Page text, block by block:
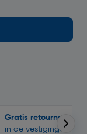
Gratis retourneren
in de vestigingen